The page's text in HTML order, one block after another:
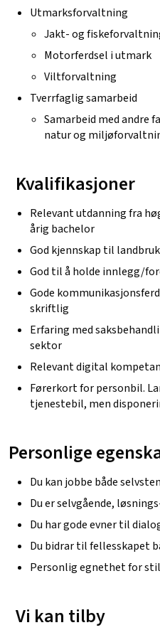
Utmarksforvaltning
Jakt- og
Motorferdsel i utmark
Viltforvaltning
Tverrfaglig samarbeid
Samarbeid med andre
natur og
Kvalifikasjoner
Relevant utdanning fra
årig bachelor
God kjennskap til
God til å holde innlegg/
Gode
skriftlig
Erfaring med
sektor
Relevant digital
Førerkort for personbil.
tjenestebil, men
Personlige
Du kan jobbe både
Du er selvgående,
Du har gode evner til
Du bidrar til fellesskapet
Personlig egnethet for
Vi kan tilby